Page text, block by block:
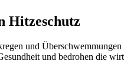
Hitzeschutz
und
und bedrohen die